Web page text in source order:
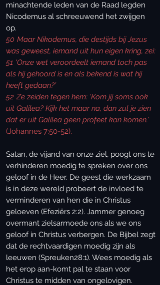
minachtende leden van de Raad legden
Nicodemus al schreeuwend het zwijgen
op.
50 Maar Nikodemus, die destijds bij Jezus
was geweest, iemand uit hun eigen kring, zei:
51 ‘Onze wet veroordeelt iemand toch pas
als hij gehoord is en als bekend is wat hij
heeft gedaan?’
52 Ze zeiden tegen hem: ‘Kom jij soms ook
uit Galilea? Kijk het maar na, dan zul je zien
dat er uit Galilea geen profeet kan komen.’
(Johannes 7:50-52).
Satan, de vijand van onze ziel, poogt ons te
verhinderen moedig te spreken over ons
geloof in de Heer. De geest die werkzaam
is in deze wereld probeert de invloed te
verminderen van hen die in Christus
geloeven (Efeziërs 2:2). Jammer genoeg
overmant zielsarmoede ons als we ons
geloof in Christus verbergen. De Bijbel zegt
dat de rechtvaardigen moedig zijn als
leeuwen (Spreuken28:1). Wees moedig als
het erop aan-komt pal te staan voor
Christus te midden van ongelovigen.